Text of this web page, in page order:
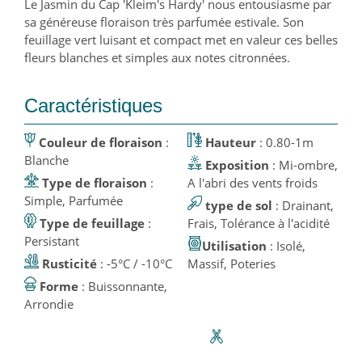
Le Jasmin du Cap 'Kleim's Hardy' nous entousiasme par
sa généreuse floraison très parfumée estivale. Son
feuillage vert luisant et compact met en valeur ces belles
fleurs blanches et simples aux notes citronnées.
Caractéristiques
Couleur de floraison :
Blanche
Type de floraison :
Simple, Parfumée
Type de feuillage :
Persistant
Rusticité : -5°C / -10°C
Forme : Buissonnante,
Arrondie
Hauteur: 0.80-1m
Exposition : Mi-ombre,
A l'abri des vents froids
type de sol : Drainant,
Frais, Tolérance à l'acidité
Utilisation : Isolé,
Massif, Poteries